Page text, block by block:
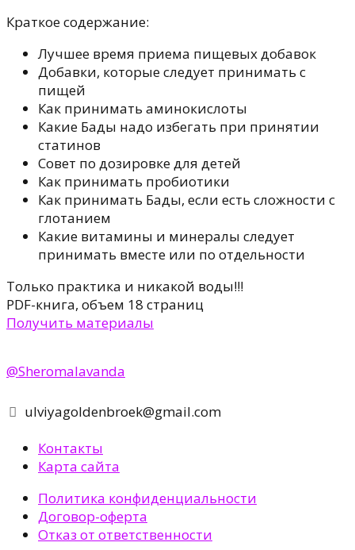
Краткое содержание:
Лучшее время приема пищевых добавок
Добавки, которые следует принимать с
пищей
Как принимать аминокислоты
Какие Бады надо избегать при принятии
статинов
Совет по дозировке для детей
Как принимать пробиотики
Как принимать Бады, если есть сложности с
глотанием
Какие витамины и минералы следует
принимать вместе или по отдельности
Только практика и никакой воды!!!
PDF-книга, объем 18 страниц
Получить материалы
@Sheromalavanda
ulviyagoldenbroek@gmail.com
Контакты
Карта сайта
Политика конфиденциальности
Договор-оферта
Отказ от ответственности